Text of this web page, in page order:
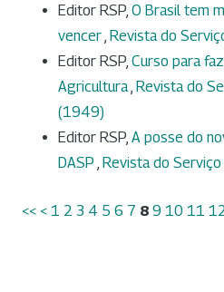
Editor RSP, O Brasil tem
vencer Revista do
Editor RSP, Curso para
Agricultura Revista do
(1949)
Editor RSP, A posse do
DASP Revista do
<< < 1 2 3 4 5 6 7 8 9 10 11